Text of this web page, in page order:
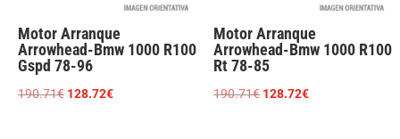
Motor Arranque
Arrowhead-Bmw 1000 R100
Gspd 78-96
190.71€ El
128.72€El
Motor Arranque
Arrowhead-Bmw 1000 R100
Rt 78-85
190.71€ El
128.72€El